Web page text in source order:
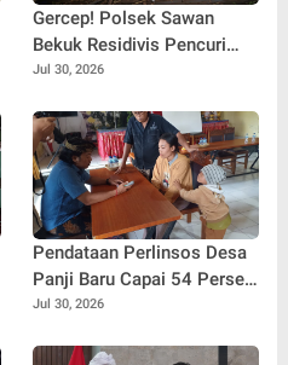
Gercep! Polsek Sawan
Bekuk Residivis Pencuri
Dua Ekor Ayam Kurang dari
Jul 30, 2026
Pendataan Perlinsos Desa
Panji Baru Capai 54 Persen,
Sekwan Bali Minta Kadus
Jul 30, 2026